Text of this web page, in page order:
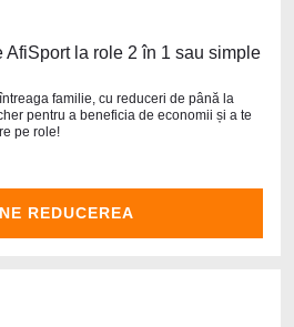
AfiSport la role 2 în 1 sau simple
familie, cu reduceri de până la
pentru a beneficia de economii și a te
pe role!
REDUCEREA